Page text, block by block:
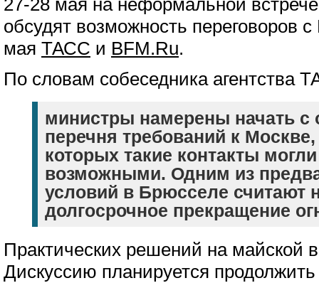
27-28 мая на неформальной
обсудят возможность переговоров
мая ТАСС и BFM.Ru.
По словам собеседника агентства
министры намерены начать с
перечня требований к
которых такие контакты
возможными. Одним из
условий в Брюсселе считают
долгосрочное прекращение
Практических решений на майской
Дискуссию планируется